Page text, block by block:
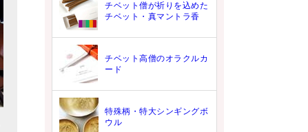
チベット僧が祈りを込めた
チベット・真マントラ香
チベット高僧のオラクルカ
ード
特殊柄・特大シンギングボ
ウル